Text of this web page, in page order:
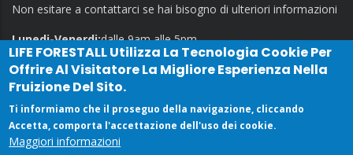
Non esitare a contattarci se hai bisogno di ulteriori informazioni
Lunedi-Venerdi:dalle 9am alle 5pm
Privacy Policy
LIFE FORESTALLUtilizza La Tecnologia Cookie Per
Offrire Al Visitatore La Migliore Esperienza Nella
Fruizione Del Sito.
Ti informiamo che il proseguo della navigazione, cliccando
Accetta, comporta l'accettazione dell'uso dei cookie.
Maggiori informazioni